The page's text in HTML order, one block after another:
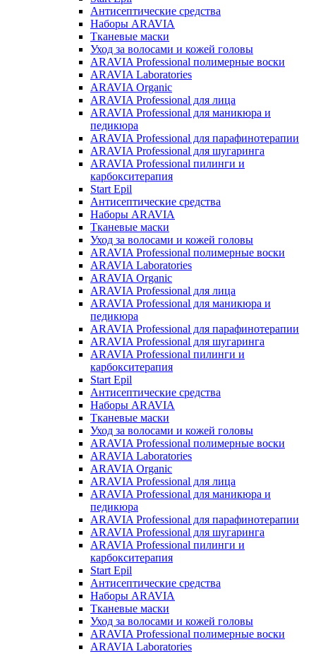
Антисептические средства
Наборы ARAVIA
Тканевые маски
Уход за волосами и кожей головы
ARAVIA Professional полимерные воски
ARAVIA Laboratories
ARAVIA Organic
ARAVIA Professional для лица
ARAVIA Professional для маникюра и
педикюра
ARAVIA Professional для парафинотерапии
ARAVIA Professional для шугаринга
ARAVIA Professional пилинги и
карбокситерапия
Start Epil
Антисептические средства
Наборы ARAVIA
Тканевые маски
Уход за волосами и кожей головы
ARAVIA Professional полимерные воски
ARAVIA Laboratories
ARAVIA Organic
ARAVIA Professional для лица
ARAVIA Professional для маникюра и
педикюра
ARAVIA Professional для парафинотерапии
ARAVIA Professional для шугаринга
ARAVIA Professional пилинги и
карбокситерапия
Start Epil
Антисептические средства
Наборы ARAVIA
Тканевые маски
Уход за волосами и кожей головы
ARAVIA Professional полимерные воски
ARAVIA Laboratories
ARAVIA Organic
ARAVIA Professional для лица
ARAVIA Professional для маникюра и
педикюра
ARAVIA Professional для парафинотерапии
ARAVIA Professional для шугаринга
ARAVIA Professional пилинги и
карбокситерапия
Start Epil
Антисептические средства
Наборы ARAVIA
Тканевые маски
Уход за волосами и кожей головы
ARAVIA Professional полимерные воски
ARAVIA Laboratories